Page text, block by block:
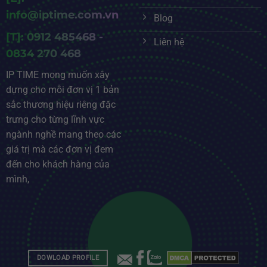
info@iptime.com.vn
[T]: 0912 485468 -
0834 270 468
IP TIME mong muốn xây
dựng cho mỗi đơn vị 1 bản
sắc thương hiệu riêng đặc
trưng cho từng lĩnh vực
ngành nghề mang theo các
giá trị mà các đơn vị đem
đến cho khách hàng của
mình,
Blog
Liên hệ
DOWLOAD PROFILE